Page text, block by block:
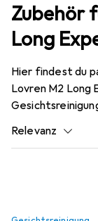
Zubehör
Long
Hier findest du
Lovren M2 Long
Relevanz